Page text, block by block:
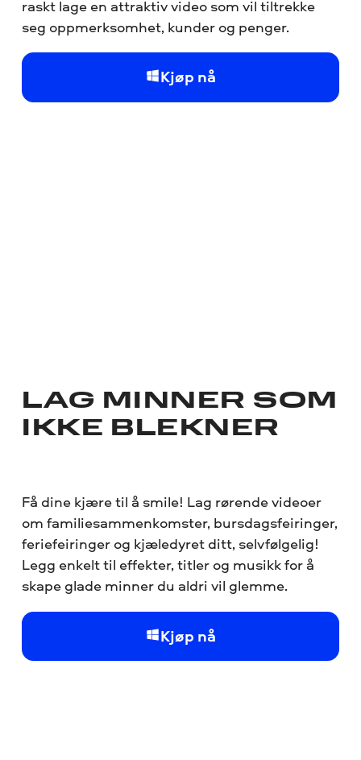
raskt lage en attraktiv video som vil tiltrekke
seg oppmerksomhet, kunder og penger.
Kjøp nå
LAG MINNER SOM
IKKE BLEKNER
Få dine kjære til å smile! Lag rørende videoer
om familiesammenkomster, bursdagsfeiringer,
feriefeiringer og kjæledyret ditt, selvfølgelig!
Legg enkelt til effekter, titler og musikk for å
skape glade minner du aldri vil glemme.
Kjøp nå